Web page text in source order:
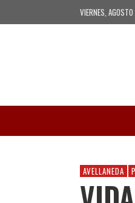
VIERNES,
AVELLANEDA